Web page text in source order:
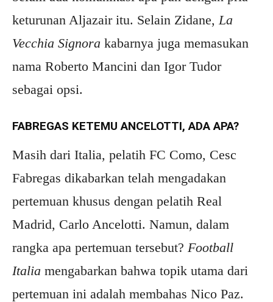
keturunan Aljazair itu. Selain Zidane,La
Vecchia Signora kabarnya juga memasukan
nama Roberto Mancini dan Igor Tudor
sebagai opsi.
FABREGAS KETEMU ANCELOTTI, ADA APA?
Masih dari Italia, pelatih FC Como, Cesc
Fabregas dikabarkan telah mengadakan
pertemuan khusus dengan pelatih Real
Madrid, Carlo Ancelotti. Namun, dalam
rangka apa pertemuan tersebut? Football
Italia mengabarkan bahwa topik utama dari
pertemuan ini adalah membahas Nico Paz.